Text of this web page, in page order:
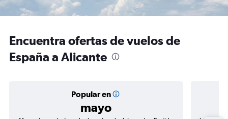
Encuentra ofertas de vuelos de
España a Alicante
Popular en
mayo